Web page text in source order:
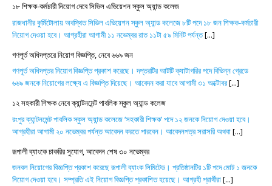
১৮ শিক্ষক-কর্মচারী নিয়োগ দেবে সিভিল এভিয়েশন স্কুল অ্যান্ড কলেজ
রাজধানীর কুর্মিটোলায় অবস্থিত সিভিল এভিয়েশন স্কুল অ্যান্ড কলেজে ৮টি পদে ১৮ জন শিক্ষক-কর্মচারী
নিয়োগ দেওয়া হবে। আগ্রহীরা আগামী ১১ নভেম্বর রাত ১১টা ৫৯ মিনিট পর্যন্ত[...]
গণপূর্ত অধিদপ্তরে নিয়োগ বিজ্ঞপ্তি, নেবে ৬৬৯ জন
গণপূর্ত অধিদপ্তর নিয়োগ বিজ্ঞপ্তি প্রকাশ করেছে। দপ্তরটির আটটি ক্যাটাগরির পদে বিভিন্ন গ্রেডে
৬৬৯ জনকে নিয়োগের লক্ষ্যে এ বিজ্ঞপ্তি দিয়েছে। আবেদন করা যাবে আগামী ৩১ অক্টোবর[...]
১২ সহকারী শিক্ষক নেবে ক্যান্টনমেন্ট পাবলিক স্কুল অ্যান্ড কলেজ
রংপুর ক্যান্টনমেন্ট পাবলিক স্কুল অ্যান্ড কলেজে ‘সহকারী শিক্ষক’ পদে ১২ জনকে নিয়োগ দেওয়া হবে।
আগ্রহীরা আগামী ২০ নভেম্বর পর্যন্ত আবেদন করতে পারবেন। আবেদনপত্র সরাসরি অথবা[...]
রূপালী ব্যাংকে চাকরির সুযোগ, আবেদন শেষ ৩০ নভেম্বর
জনবল নিয়োগের বিজ্ঞপ্তি প্রকাশ করেছে রূপালী ব্যাংক লিমিটেড। প্রতিষ্ঠানটির ১টি পদে মোট ১ জনকে
নিয়োগ দেওয়া হবে। সম্প্রতি এই নিয়োগ বিজ্ঞপ্তি প্রকাশিত হয়েছে। আগ্রহী প্রার্থীরা[...]